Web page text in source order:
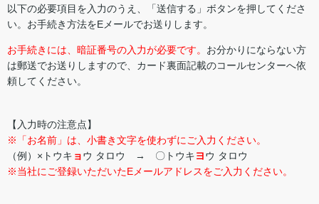
以下の必要項目を入力のうえ、「送信する」ボタンを押してくださ
い。お手続き方法をEメールでお送りします。
お手続きには、暗証番号の入力が必要です。 お分かりにならない方
は郵送でお送りしますので、カード裏面記載のコールセンターへ依
頼してください。
【入力時の注意点】
※「お名前」は、小書き文字を使わずにご入力ください。
（例）×トウキ ョウ タロウ → 〇トウキヨウ タロウ
※当社にご登録いただいたEメールアドレスをご入力ください。